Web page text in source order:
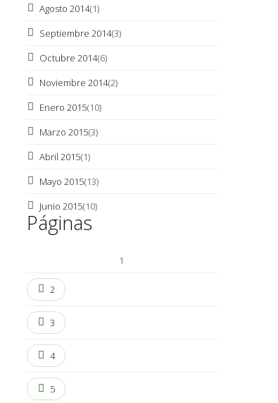
Agosto 2014(1)
Septiembre 2014(3)
Octubre 2014(6)
Noviembre 2014(2)
Enero 2015(10)
Marzo 2015(3)
Abril 2015(1)
Mayo 2015(13)
Junio 2015(10)
Páginas
1
2
3
4
5